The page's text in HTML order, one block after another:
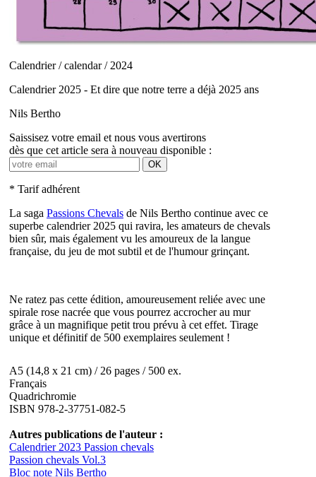
Calendrier / calendar / 2024
Calendrier 2025 - Et dire que notre terre a déjà 2025 ans
Nils Bertho
Saissisez votre email et nous vous avertirons
dès que cet article sera à nouveau disponible :
OK
* Tarif adhérent
La saga Passions Chevals de Nils Bertho continue avec ce
superbe calendrier 2025 qui ravira, les amateurs de chevals
bien sûr, mais également vu les amoureux de la langue
française, du jeu de mot subtil et de l'humour grinçant.
Ne ratez pas cette édition, amoureusement reliée avec une
spirale rose nacrée que vous pourrez accrocher au mur
grâce à un magnifique petit trou prévu à cet effet. Tirage
unique et définitif de 500 exemplaires seulement !
A5 (14,8 x 21 cm) / 26 pages / 500 ex.
Français
Quadrichromie
ISBN 978-2-37751-082-5
Autres publications de l'auteur :
Calendrier 2023 Passion chevals
Passion chevals Vol.3
Bloc note Nils Bertho